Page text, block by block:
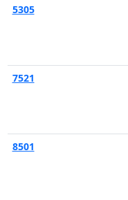
5305
7521
8501